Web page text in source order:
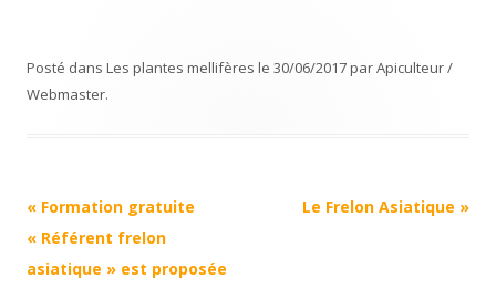
Posté dans Les plantes mellifères le 30/06/2017parApiculteur /
Webmaster.
Navigation
Article
« Formation gratuite
« Référent frelon
asiatique » est proposée
Le Frelon Asiatique »